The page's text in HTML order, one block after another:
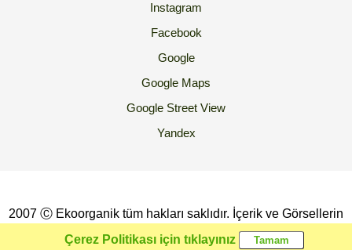
Instagram
Facebook
Google
Google Maps
Google Street View
Yandex
Çerez Politikası için tıklayınız
2007 Ⓒ Ekoorganik tüm hakları saklıdır. İçerik ve Görsellerin
İzinsiz Kopyalanması yada Kullanılması Yasaktır.